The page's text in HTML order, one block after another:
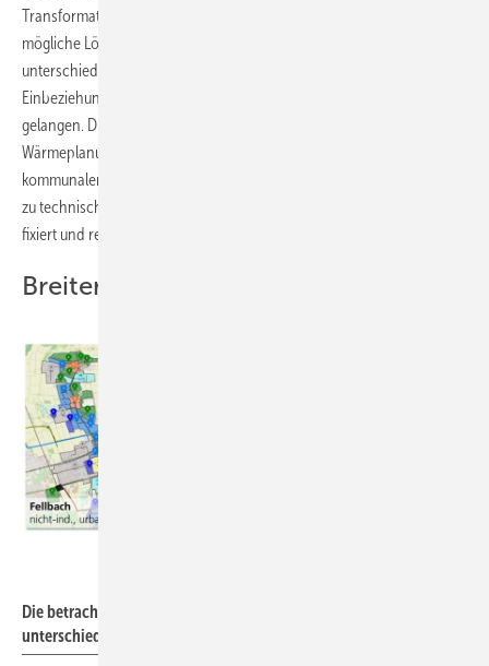
Transformationspfade müssen alle wesentlichen Technologien als
mögliche Lösungsoption beinhalten, um für die lokal sehr
unterschiedlich ausgeprägten Versorgungsaufgaben unter
Einbeziehung aller Gesichtspunkte zu bestmöglichen Lösungen zu
gelangen. Dies muss mit verpflichtenden kommunalen
Wärmeplanungen angegangen werden. Bei der Erstellung von
kommunalen Wärmeplänen sollten einheitliche Rahmenbedingungen
zu technischen und ökonomischen Randbedingungen als Vorgaben
fixiert und regelmäßig aktualisiert werden.“
Breiter Technologiemix
Die betrachteten Gebiete sind über Deutschland verteilt und durch
unterschiedliche Siedlungsstrukturen geprägt.